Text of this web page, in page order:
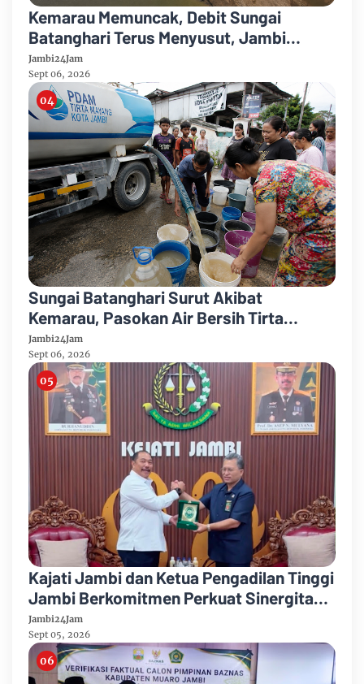
Kemarau Memuncak, Debit Sungai
Batanghari Terus Menyusut, Jambi
Hadapi Ancaman Krisis Air Bersih dan
Karhutla
Jambi24Jam
Sept 06, 2026
Sungai Batanghari Surut Akibat
Kemarau, Pasokan Air Bersih Tirta
Mayang Jambi Keruh
Jambi24Jam
Sept 06, 2026
Kajati Jambi dan Ketua Pengadilan Tinggi
Jambi Berkomitmen Perkuat Sinergitas
Penegakan Hukum
Jambi24Jam
Sept 05, 2026